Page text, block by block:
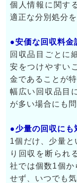
個人情報に関す
適正な分別処分
●安価な回収料金
回収品目ごとに
安をつけやすい
金であることが特
幅広い回収品目
が多い場合にも
●少量の回収にも
1個だけ、少量と
り回収を断られ
社では個数1個か
せず、いつでも